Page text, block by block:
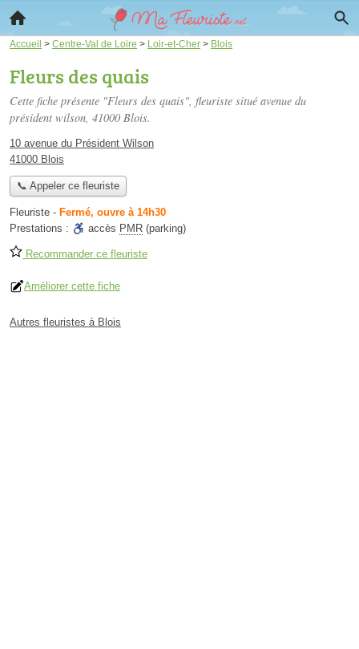
Accueil > Centre-Val de Loire > Loir-et-Cher > Blois
Fleurs des quais
Cette fiche présente "Fleurs des quais", fleuriste situé avenue du
président wilson, 41000 Blois.
10 avenue du Président Wilson
41000 Blois
📞 Appeler ce fleuriste
Fleuriste - Fermé, ouvre à 14h30
Prestations :
accès PMR (parking)
Recommander ce fleuriste
Améliorer cette fiche
Autres fleuristes à Blois